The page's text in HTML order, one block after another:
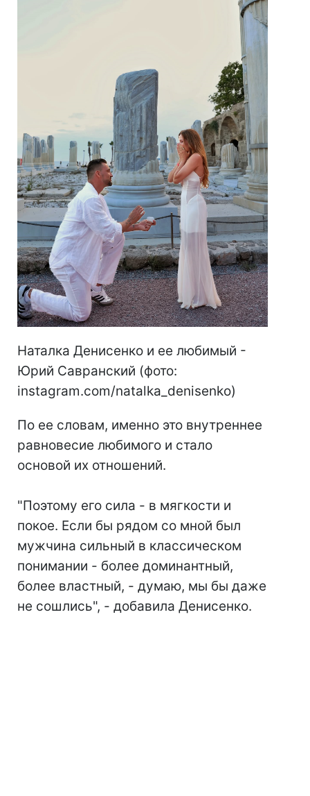
Наталка Денисенко и ее любимый -
Юрий Савранский (фото:
instagram.com/natalka_denisenko)
По ее словам, именно это внутреннее
равновесие любимого и стало
основой их отношений.
"Поэтому его сила - в мягкости и
покое. Если бы рядом со мной был
мужчина сильный в классическом
понимании - более доминантный,
более властный, - думаю, мы бы даже
не сошлись", - добавила Денисенко.